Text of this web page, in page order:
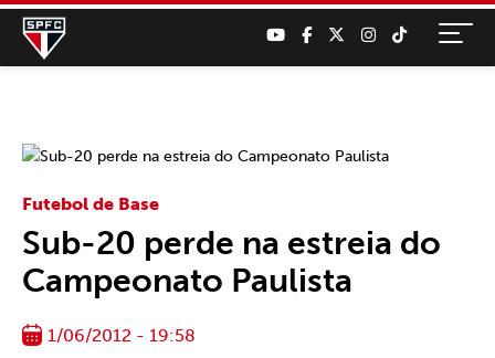
Futebol de Base
Sub-20 perde na estreia do
Campeonato Paulista
1/06/2012 - 19:58